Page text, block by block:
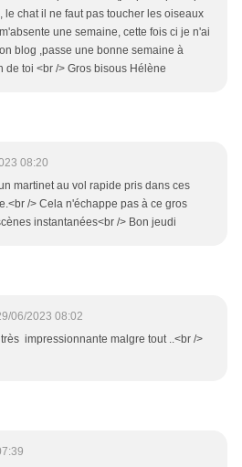
le chat il ne faut pas toucher les oiseaux
une semaine, cette fois ci je n'ai
blog ,passe une bonne semaine à
de toi <br /> Gros bisous Hélène
08:20
martinet au vol rapide pris dans ces
/> Cela n'échappe pas à ce gros
instantanées<br /> Bon jeudi
06/2023 08:02
impressionnante malgre tout ..<br />